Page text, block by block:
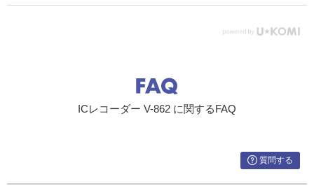
ICレコーダー V-862 に関するFAQ
質問する